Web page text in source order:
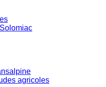
agricoles